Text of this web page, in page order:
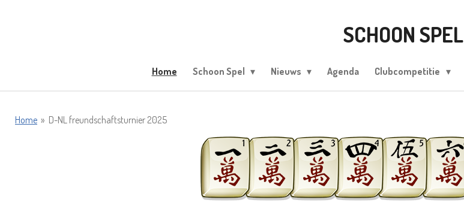
SCHOON SPEL
Home Schoon Spel Nieuws Agenda Clubcompetitie
Home » D-NL freundschaftsturnier 2025